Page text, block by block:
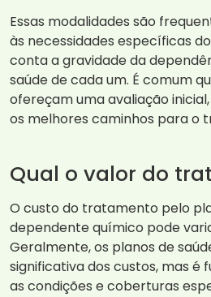
Essas modalidades são
às necessidades específicas
conta a gravidade da
saúde de cada um. É comum
ofereçam uma avaliação
os melhores caminhos para o
Qual o valor do
O custo do tratamento pelo
dependente químico pode
Geralmente, os planos de
significativa dos custos, mas é
as condições e coberturas